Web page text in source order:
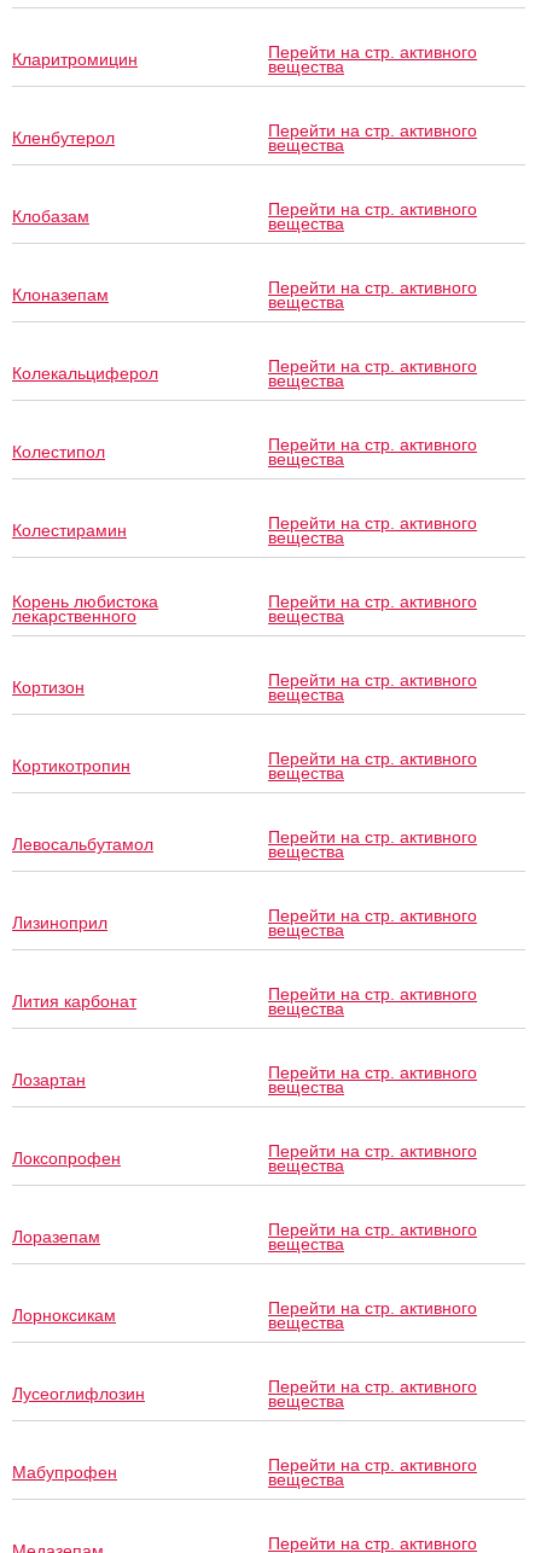
Кларитромицин Перейти на стр. активного
вещества
Кленбутерол Перейти на стр. активного
вещества
Клобазам Перейти на стр. активного
вещества
Клоназепам Перейти на стр. активного
вещества
Колекальциферол Перейти на стр. активного
вещества
Колестипол Перейти на стр. активного
вещества
Колестирамин Перейти на стр. активного
вещества
Корень любистока
лекарственного
Перейти на стр. активного
вещества
Кортизон Перейти на стр. активного
вещества
Кортикотропин Перейти на стр. активного
вещества
Левосальбутамол Перейти на стр. активного
вещества
Лизиноприл Перейти на стр. активного
вещества
Лития карбонат Перейти на стр. активного
вещества
Лозартан Перейти на стр. активного
вещества
Локсопрофен Перейти на стр. активного
вещества
Лоразепам Перейти на стр. активного
вещества
Лорноксикам Перейти на стр. активного
вещества
Лусеоглифлозин Перейти на стр. активного
вещества
Мабупрофен Перейти на стр. активного
вещества
Перейти на стр. активного